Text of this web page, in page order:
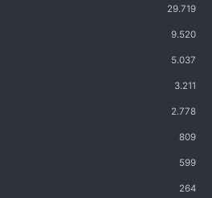
29.719
9.520
5.037
3.211
2.778
809
599
264